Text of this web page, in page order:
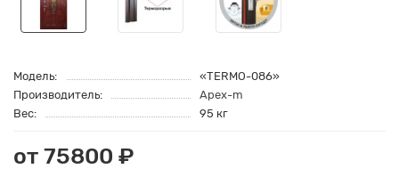
Модель:
«TERMO-086»
Производитель:
Apex-m
Вес:
95 кг
от 75800 ₽